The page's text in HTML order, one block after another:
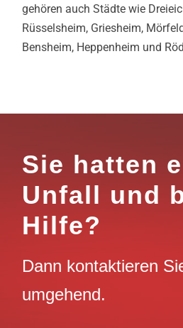
gehören auch Städte wie
Rüsselsheim, Griesheim,
Bensheim, Heppenheim und
Sie hatten
Unfall und
Hilfe?
Dann kontaktieren
umgehend.